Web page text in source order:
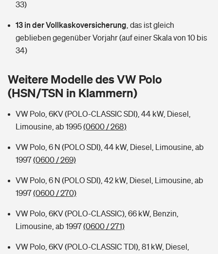
Zur Übersicht
Tools
Wer versichert was: Jetzt Versicherer finden
Sie haben Fragen?
Handyversicherung
Musikinstrumentenversicherung
Zur Übersicht
Kinderunfall-Check: Mehr Sicherheit für deine Kids
Typklassen: So ist Ihr Auto eingestuft
Wer versichert was: Jetzt Versicherer finden
Sie haben Fragen?
Rentenrechner: Wie viel Geld bekomme ich im Alter?
33)
13 in der Vollkaskoversicherung das ist gleich
geblieben gegenüber Vorjahr (auf einer Skala von 10 bis
34)
Weitere Modelle des VW Polo
(HSN/TSN in Klammern)
VW Polo, 6KV (POLO-CLASSIC SDI), 44 kW, Diesel,
Limousine, ab 1995(0600 / 268)
VW Polo, 6 N (POLO SDI), 44 kW, Diesel, Limousine, ab
1997(0600 / 269)
VW Polo, 6 N (POLO SDI), 42 kW, Diesel, Limousine, ab
1997(0600 / 270)
VW Polo, 6KV (POLO-CLASSIC), 66 kW, Benzin,
Limousine, ab 1997(0600 / 271)
VW Polo, 6KV (POLO-CLASSIC TDI), 81 kW, Diesel,